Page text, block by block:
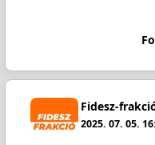
Fidesz-
2025. 07. 05.